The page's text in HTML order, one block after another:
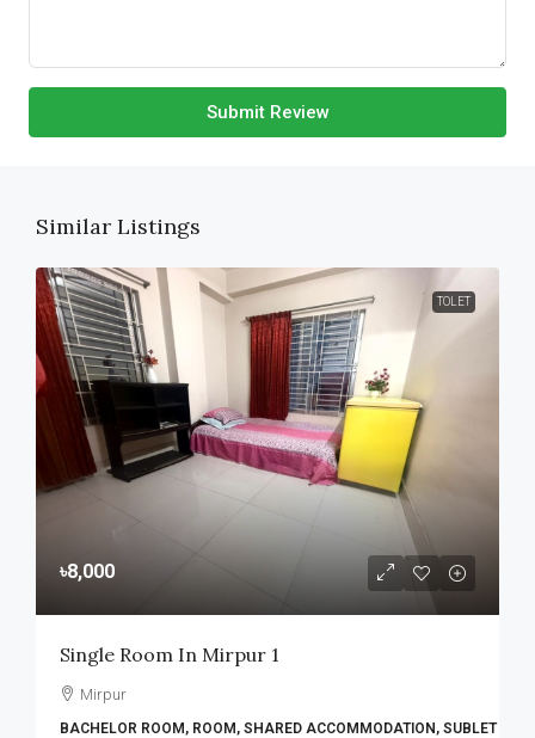
Submit Review
Similar Listings
TOLET
৳8,000
Single Room In Mirpur 1
Mirpur
BACHELOR ROOM, ROOM, SHARED ACCOMMODATION, SUBLET